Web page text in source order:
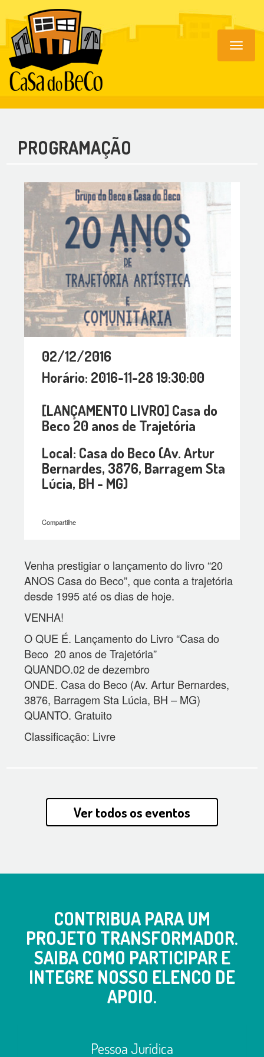
Toggle
PROGRAMAÇÃO
02/12/2016
Horário: 2016-11-28 19:30:00
[LANÇAMENTO LIVRO] Casa do
Beco 20 anos de Trajetória
Local: Casa do Beco (Av. Artur
Bernardes, 3876, Barragem Sta
Lúcia, BH - MG)
Compartilhe
Venha prestigiar o lançamento do livro “20
ANOS Casa do Beco”, que conta a trajetória
desde 1995 até os dias de hoje.
VENHA!
O QUE É. Lançamento do Livro “Casa do
Beco 20 anos de Trajetória”
QUANDO.02 de dezembro
ONDE. Casa do Beco (Av. Artur Bernardes,
3876, Barragem Sta Lúcia, BH – MG)
QUANTO. Gratuito
Classificação: Livre
Ver todos os eventos
CONTRIBUA PARA UM
PROJETO TRANSFORMADOR.
SAIBA COMO PARTICIPAR E
INTEGRE NOSSO ELENCO DE
APOIO.
Pessoa Jurídica